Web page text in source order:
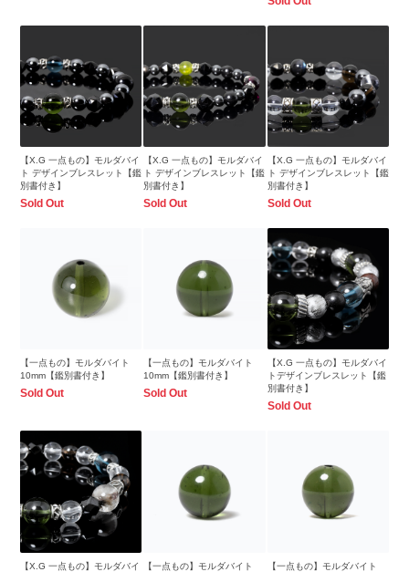
【X.G 一点もの】モルダバイ
ト デザインブレスレット【鑑
別書付き】
Sold Out
【X.G 一点もの】モルダバイ
ト デザインブレスレット【鑑
別書付き】
Sold Out
【X.G 一点もの】モルダバイ
ト デザインブレスレット【鑑
別書付き】
Sold Out
【一点もの】モルダバイト
10mm【鑑別書付き】
Sold Out
【一点もの】モルダバイト
10mm【鑑別書付き】
Sold Out
【X.G 一点もの】モルダバイ
トデザインブレスレット【鑑
別書付き】
Sold Out
【X.G 一点もの】モルダバイ
【一点もの】モルダバイト
【一点もの】モルダバイト